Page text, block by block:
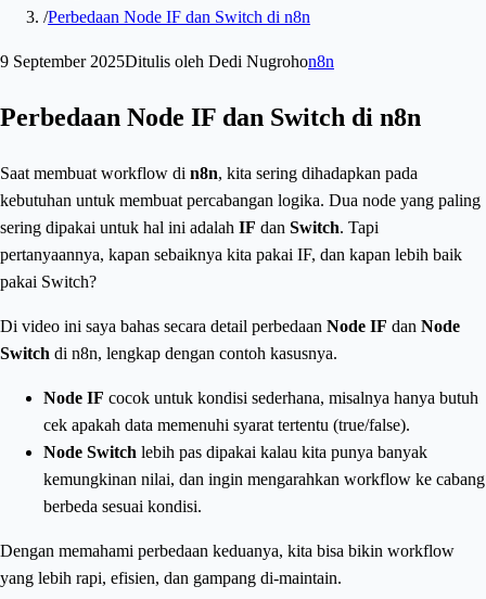
/Perbedaan Node IF dan Switch di n8n
9 September 2025Ditulis oleh Dedi Nugrohon8n
Perbedaan Node IF dan Switch di n8n
Saat membuat workflow di n8n, kita sering dihadapkan pada
kebutuhan untuk membuat percabangan logika. Dua node yang paling
sering dipakai untuk hal ini adalah IF dan Switch. Tapi
pertanyaannya, kapan sebaiknya kita pakai IF, dan kapan lebih baik
pakai Switch?
Di video ini saya bahas secara detail perbedaan Node IF dan Node
Switch di n8n, lengkap dengan contoh kasusnya.
Node IF cocok untuk kondisi sederhana, misalnya hanya butuh
cek apakah data memenuhi syarat tertentu (true/false).
Node Switch lebih pas dipakai kalau kita punya banyak
kemungkinan nilai, dan ingin mengarahkan workflow ke cabang
berbeda sesuai kondisi.
Dengan memahami perbedaan keduanya, kita bisa bikin workflow
yang lebih rapi, efisien, dan gampang di-maintain.